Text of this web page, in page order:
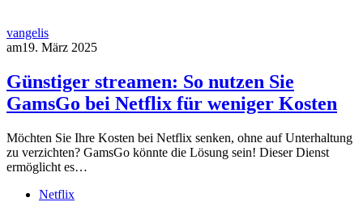
vangelis
am19. März 2025
Günstiger streamen: So nutzen Sie
GamsGo bei Netflix für weniger Kosten
Möchten Sie Ihre Kosten bei Netflix senken, ohne auf Unterhaltung
zu verzichten? GamsGo könnte die Lösung sein! Dieser Dienst
ermöglicht es…
Netflix